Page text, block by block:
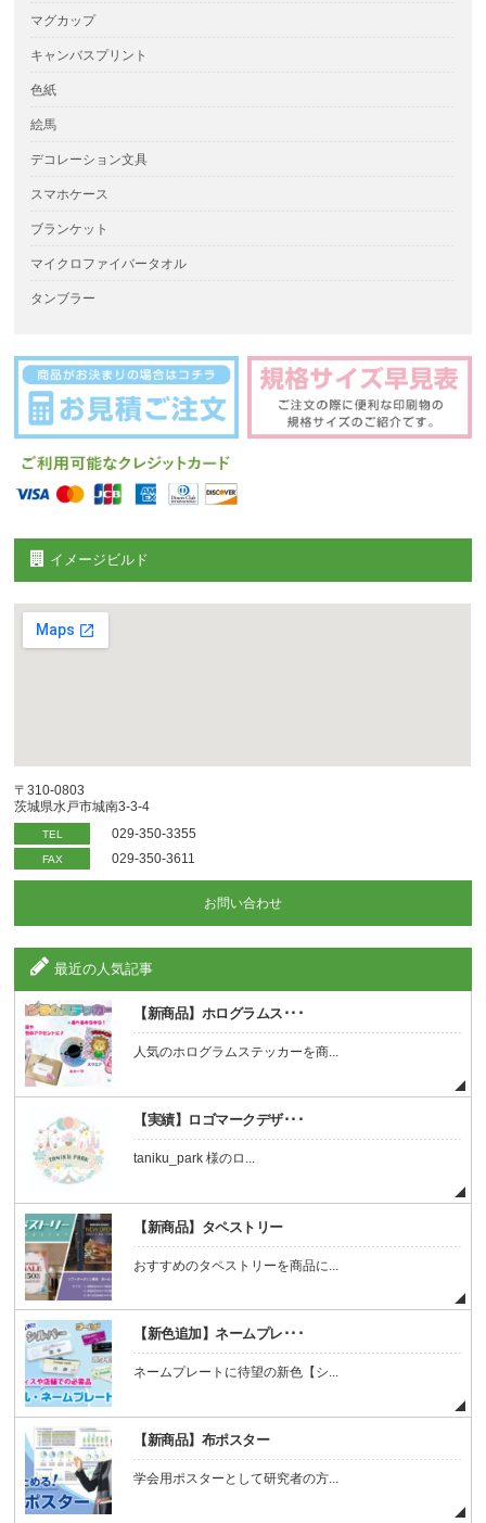
マグカップ
キャンバスプリント
色紙
絵馬
デコレーション文具
スマホケース
ブランケット
マイクロファイバータオル
タンブラー
イメージビルド
〒310-0803
茨城県水戸市城南3-3-4
TEL 029-350-3355
FAX 029-350-3611
お問い合わせ
最近の人気記事
【新商品】ホログラムス･･･
人気のホログラムステッカーを商...
【実績】ロゴマークデザ･･･
taniku_park 様のロ...
【新商品】タペストリー
おすすめのタペストリーを商品に...
【新色追加】ネームプレ･･･
ネームプレートに待望の新色【シ...
【新商品】布ポスター
学会用ポスターとして研究者の方...